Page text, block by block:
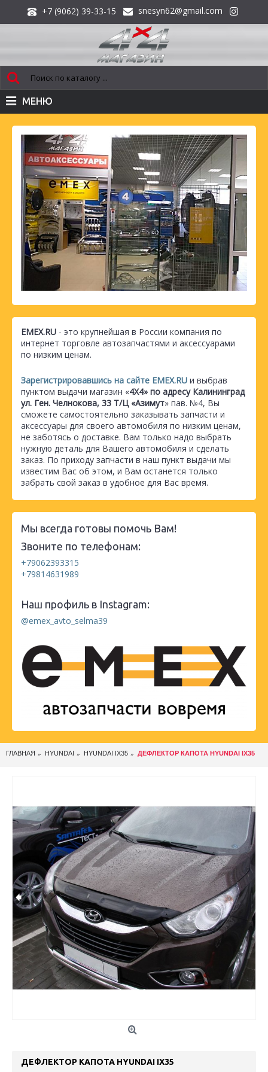
+7 (9062) 39-33-15 snesyn62@gmail.com
МЕНЮ
EMEX.RU - это крупнейшая в России компания по
интернет торговле автозапчастями и аксессуарами
по низким ценам.
Зарегистрировавшись на сайте EMEX.RU и выбрав
пунктом выдачи магазин «4Х4» по адресу Калининград
ул. Ген. Челнокова, 33 Т/Ц «Азимут» пав. №4, Вы
сможете самостоятельно заказывать запчасти и
аксессуары для своего автомобиля по низким ценам,
не заботясь о доставке. Вам только надо выбрать
нужную деталь для Вашего автомобиля и сделать
заказ. По приходу запчасти в наш пункт выдачи мы
известим Вас об этом, и Вам останется только
забрать свой заказ в удобное для Вас время.
Мы всегда готовы помочь Вам!
Звоните по телефонам:
+79062393315
+79814631989
Наш профиль в Instagram:
@emex_avto_selma39
ГЛАВНАЯ HYUNDAI HYUNDAI IX35 ДЕФЛЕКТОР КАПОТА HYUNDAI IX35
ДЕФЛЕКТОР КАПОТА HYUNDAI IX35